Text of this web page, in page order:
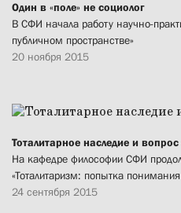
Один в «поле» не социолог
В СФИ начала работу научно-
публичном пространстве»
20 ноября 2015
Тоталитарное наследие и
На кафедре философии СФИ
«Тоталитаризм: попытка
24 сентября 2015